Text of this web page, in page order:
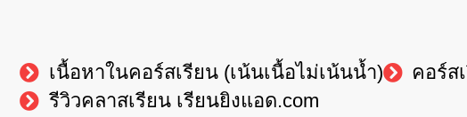
เนื้อหาในคอร์สเรียน (เน้นเนื้อไม่เน้นน้ำ) คอร์ส
รีวิวคลาสเรียน เรียนยิงแอด.com